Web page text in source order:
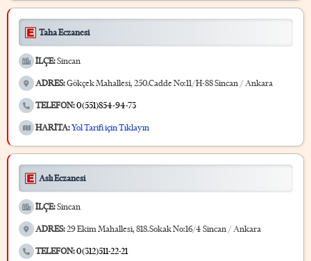
Taha Eczanesi
İLÇE:Sincan
ADRES:Gökçek Mahallesi, 250.Cadde No:11/H-88 Sincan / Ankara
TELEFON:0(551)854-94-73
HARİTA:Yol Tarifi için Tıklayın
Aslı Eczanesi
İLÇE:Sincan
ADRES:29 Ekim Mahallesi, 818.Sokak No:16/4 Sincan / Ankara
TELEFON:0(312)511-22-21